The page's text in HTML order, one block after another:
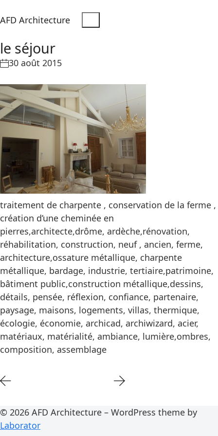
AFD Architecture
le séjour
30 août 2015
traitement de charpente , conservation de la ferme ,
création d’une cheminée en
pierres,architecte,drôme, ardèche,rénovation,
réhabilitation, construction, neuf , ancien, ferme,
architecture,ossature métallique, charpente
métallique, bardage, industrie, tertiaire,patrimoine,
bâtiment public,construction métallique,dessins,
détails, pensée, réflexion, confiance, partenaire,
paysage, maisons, logements, villas, thermique,
écologie, économie, archicad, archiwizard, acier,
matériaux, matérialité, ambiance, lumière,ombres,
composition, assemblage
© 2026 AFD Architecture – WordPress theme by
Laborator